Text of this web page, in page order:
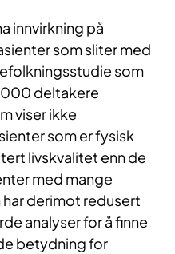
innvirkning på
som sliter med
som
deltakere
viser ikke
som er fysisk
livskvalitet enn de
med mange
derimot redusert
analyser for å finne
betydning for